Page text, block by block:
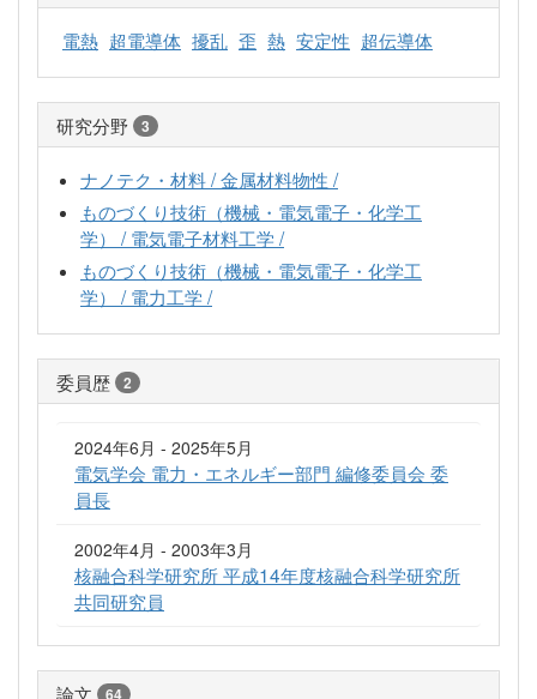
電熱 超電導体 擾乱 歪 熱 安定性 超伝導体
研究分野 3
ナノテク・材料 / 金属材料物性 /
ものづくり技術（機械・電気電子・化学工
学） / 電気電子材料工学 /
ものづくり技術（機械・電気電子・化学工
学） / 電力工学 /
委員歴 2
2024年6月 - 2025年5月
電気学会 電力・エネルギー部門 編修委員会 委
員長
2002年4月 - 2003年3月
核融合科学研究所 平成14年度核融合科学研究所
共同研究員
論文 64